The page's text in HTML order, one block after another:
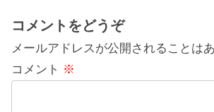
コメントをどうぞ
メールアドレスが公開されることは
コメント ※